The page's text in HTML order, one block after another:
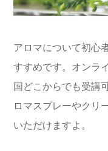
アロマについて初心
すすめです。オンラ
国どこからでも受講
ロマスプレーやクリ
いただけますよ。